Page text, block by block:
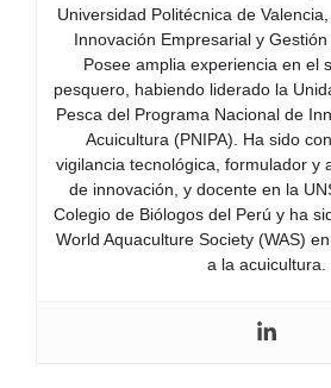
Universidad Politécnica de
Innovación Empresarial y Gestión
Posee amplia experiencia en el
pesquero, habiendo liderado la
Pesca del Programa Nacional de
Acuicultura (PNIPA). Ha sido
vigilancia tecnológica, formulador y
de innovación, y docente en la
Colegio de Biólogos del Perú y ha
World Aquaculture Society (WAS)
a la acuicultura.